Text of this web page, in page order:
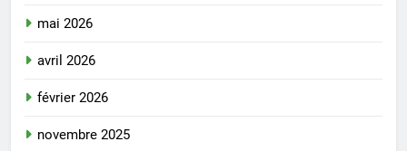
mai 2026
avril 2026
février 2026
novembre 2025